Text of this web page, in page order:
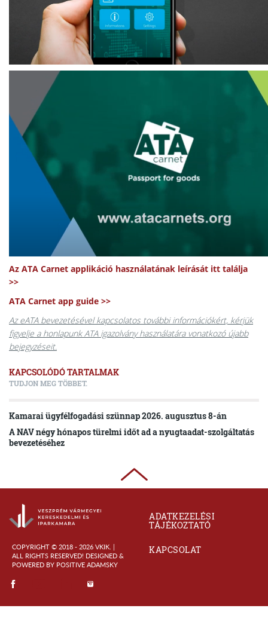
Az ATA Carnet applikáció használatának leírását itt találja
>>
ATA Carnet app guide >>
Az eATA bevezetésével kapcsolatos további információkért, kérjük
figyelje a honlapunk ATA igazolvány használatára vonatkozó újabb
bejegyzéseit.
KAPCSOLÓDÓ TARTALMAK
TUDJON MEG TÖBBET.
Kamarai ügyfélfogadási szünnap 2026. augusztus 8-án
A NAV négy hónapos türelmi időt ad a nyugtaadat-szolgáltatás
bevezetéséhez
COPYRIGHT © 2018 - 2026 VKIK. |
ALL RIGHTS RESERVED! DESIGNED &
POWERED BY POSITIVE ADAMSKY
ADATKEZELÉSI
TÁJÉKOZTATÓ
KAPCSOLAT